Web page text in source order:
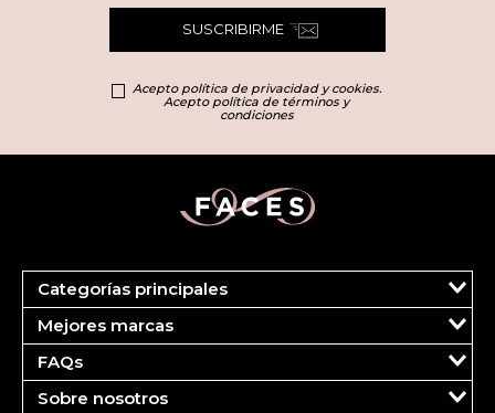
SUSCRIBIRME
Acepto política de privacidad y cookies.
Acepto política de términos y
condiciones
Categorías principales
Marcas
Más Vendidos
Perfumes
Maquillaje
Cuidado del Rostro
Mejores marcas
Carolina Herrera
Clarins
Dolce & Gabbana
FAQs
Tu cuenta
Pedidos
Sobre nosotros